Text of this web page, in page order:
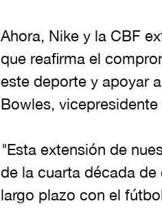
Ahora, Nike y la CBF
que reafirma el
este deporte y apoyar
Bowles,
"Esta extensión de
de la cuarta década
largo plazo con el